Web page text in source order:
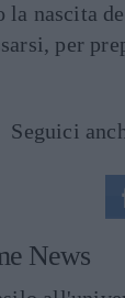
la nascita
per
Seguici
News